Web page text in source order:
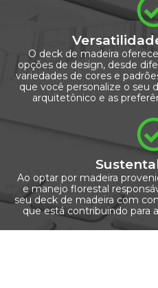
O deck de madeira
opções de design, desde
variedades de cores e
que você personalize o seu
arquitetônico e as
Ao optar por madeira
e manejo florestal
seu deck de madeira com
que está contribuindo para